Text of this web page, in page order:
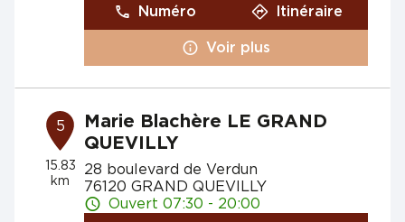
Numéro
Itinéraire
Voir plus
5
15.83
km
Marie Blachère LE GRAND
QUEVILLY
28 boulevard de Verdun
76120 GRAND QUEVILLY
Ouvert 07:30 - 20:00